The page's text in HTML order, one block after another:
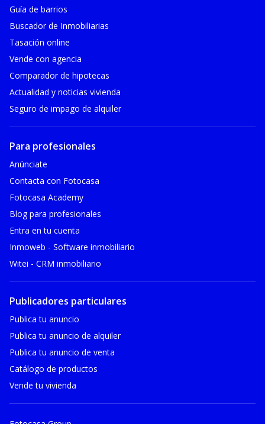
Guía de barrios
Buscador de Inmobiliarias
Tasación online
Vende con agencia
Comparador de hipotecas
Actualidad y noticias vivienda
Seguro de impago de alquiler
Para profesionales
Anúnciate
Contacta con Fotocasa
Fotocasa Academy
Blog para profesionales
Entra en tu cuenta
Inmoweb - Software inmobiliario
Witei - CRM inmobiliario
Publicadores particulares
Publica tu anuncio
Publica tu anuncio de alquiler
Publica tu anuncio de venta
Catálogo de productos
Vende tu vivienda